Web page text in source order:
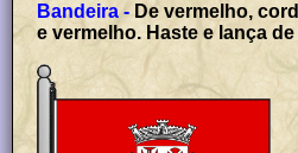
Bandeira - De vermelho,
e vermelho. Haste e lança